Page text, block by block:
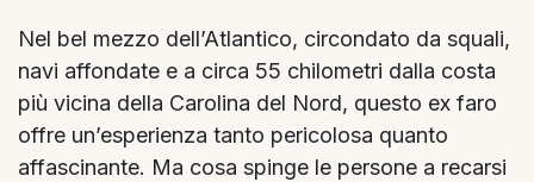
Nel bel mezzo dell’Atlantico, circondato da squali,
navi affondate e a circa 55 chilometri dalla costa
più vicina della Carolina del Nord, questo ex faro
offre un’esperienza tanto pericolosa quanto
affascinante. Ma cosa spinge le persone a recarsi